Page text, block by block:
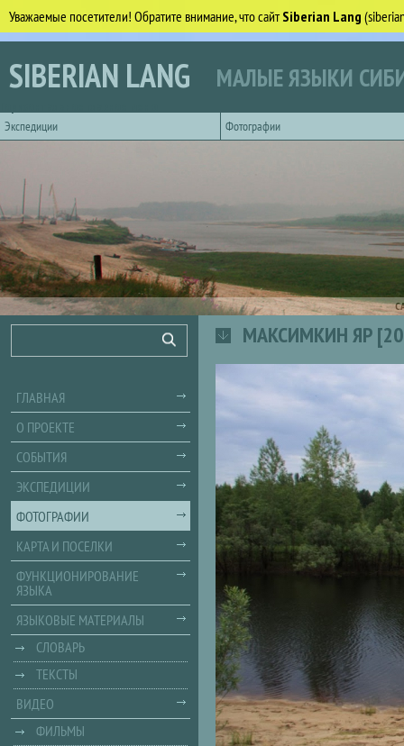
Уважаемые посетители! Обратите внимание, что сайтSiberian Lang
Перейти к основному содержанию
SIBERIAN LANG МАЛЫЕ ЯЗЫКИ
Экспедиции
Фотографии
МАКСИМКИН ЯР
Поиск
ГЛАВНАЯ
О ПРОЕКТЕ
СОБЫТИЯ
ЭКСПЕДИЦИИ
ФОТОГРАФИИ
КАРТА И ПОСЕЛКИ
ФУНКЦИОНИРОВАНИЕ
ЯЗЫКА
ЯЗЫКОВЫЕ МАТЕРИАЛЫ
СЛОВАРЬ
ТЕКСТЫ
ВИДЕО
ФИЛЬМЫ